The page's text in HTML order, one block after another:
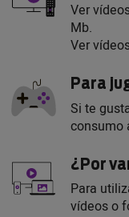
Ver
Mb.
Ver
Para
Si te
consumo
¿Por
Para
vídeos o